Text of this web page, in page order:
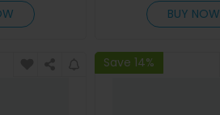
BUY NOW
Save 14%